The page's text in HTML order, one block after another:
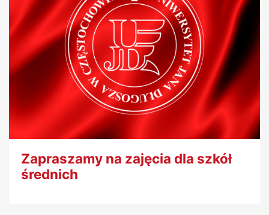
Zapraszamy na zajęcia dla szkół
średnich